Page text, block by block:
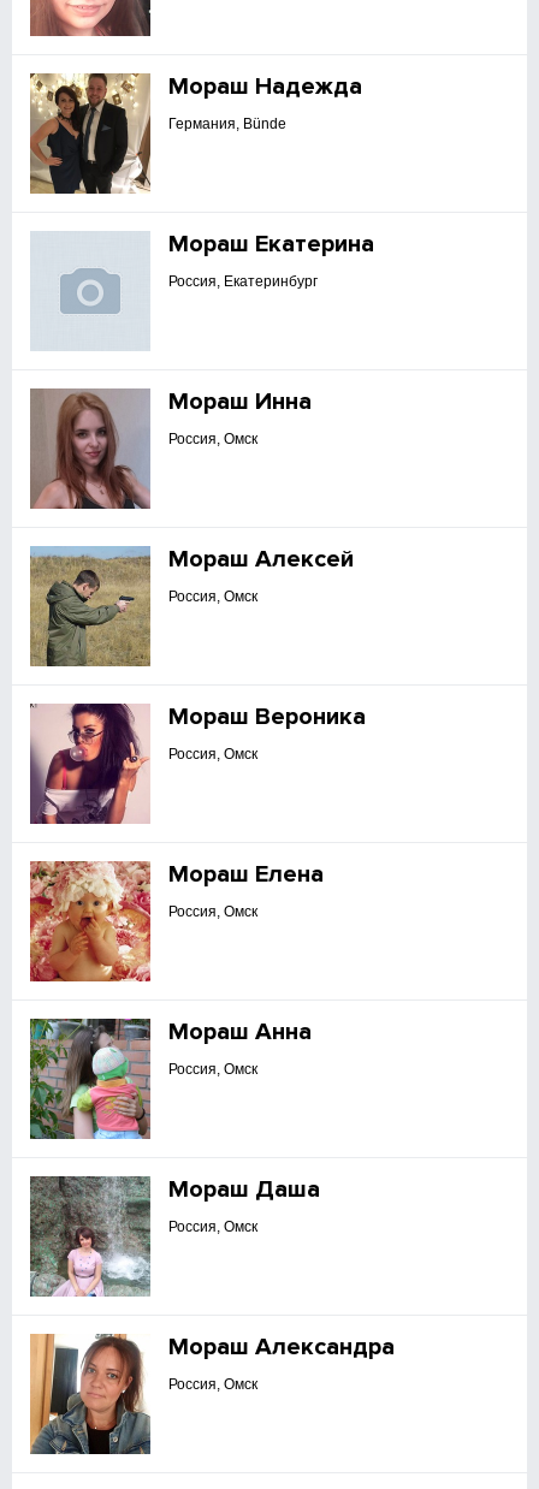
Мораш Надежда
Германия, Bünde
Мораш Екатерина
Россия, Екатеринбург
Мораш Инна
Россия, Омск
Мораш Алексей
Россия, Омск
Мораш Вероника
Россия, Омск
Мораш Елена
Россия, Омск
Мораш Анна
Россия, Омск
Мораш Даша
Россия, Омск
Мораш Александра
Россия, Омск